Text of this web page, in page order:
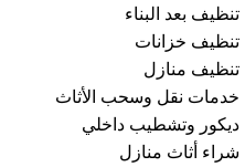
تنظيف بعد البناء
تنظيف خزانات
تنظيف منازل
خدمات نقل وسحب الأثاث
ديكور وتشطيب داخلي
شراء أثاث منازل